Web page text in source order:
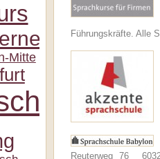
Mitte
Führungskräfte. Alle
Reuterweg 76